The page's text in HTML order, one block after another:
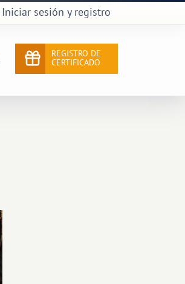
Iniciar sesión y registro
REGISTRO DE
CERTIFICADO